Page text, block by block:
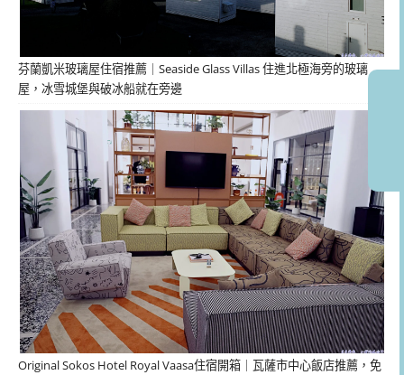
芬蘭凱米玻璃屋住宿推薦｜Seaside Glass Villas 住進北極海旁的玻璃
屋，冰雪城堡與破冰船就在旁邊
Original Sokos Hotel Royal Vaasa住宿開箱｜瓦薩市中心飯店推薦，免